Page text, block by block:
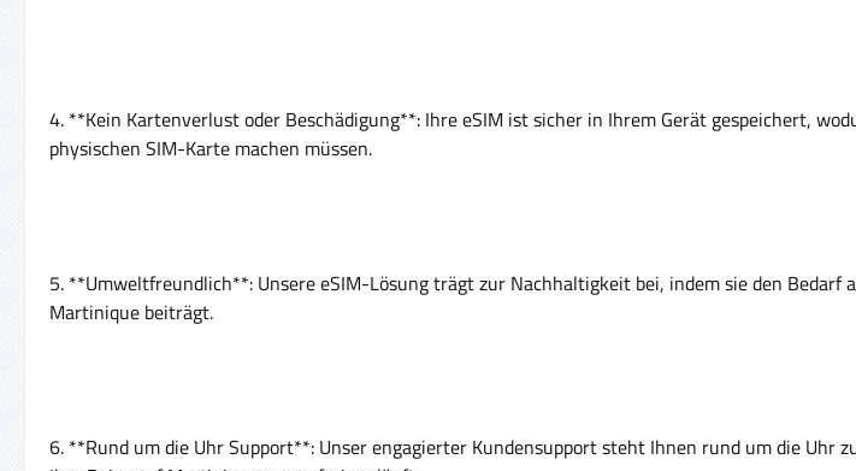
4. **Kein Kartenverlust oder Beschädigung**: Ihre eSIM ist sicher in Ihrem Gerät gespeichert,
physischen SIM-Karte machen müssen.
5. **Umweltfreundlich**: Unsere eSIM-Lösung trägt zur Nachhaltigkeit bei, indem sie den
Martinique beiträgt.
6. **Rund um die Uhr Support**: Unser engagierter Kundensupport steht Ihnen rund um die Uhr